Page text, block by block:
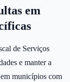
em
de Serviços
e manter a
municípios com